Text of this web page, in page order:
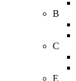
B
C
E